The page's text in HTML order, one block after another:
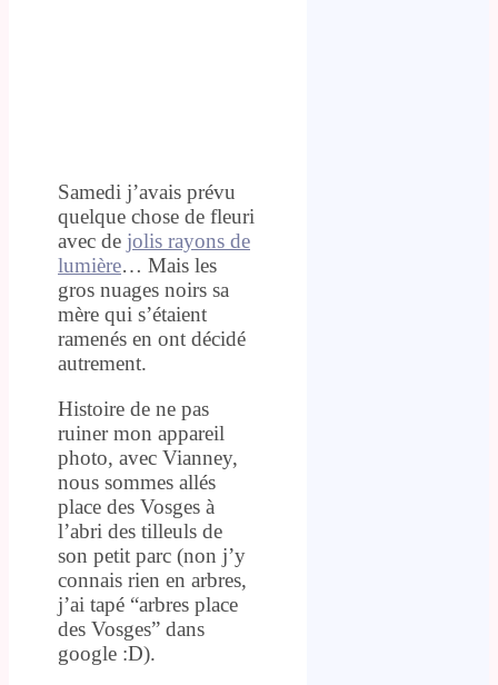
Samedi j’avais prévu
quelque chose de fleuri
avec de jolis rayons de
lumière… Mais les
gros nuages noirs sa
mère qui s’étaient
ramenés en ont décidé
autrement.
Histoire de ne pas
ruiner mon appareil
photo, avec Vianney,
nous sommes allés
place des Vosges à
l’abri des tilleuls de
son petit parc (non j’y
connais rien en arbres,
j’ai tapé “arbres place
des Vosges” dans
google :D).